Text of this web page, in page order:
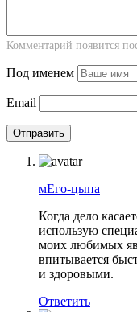
Комментарий появится
Под именем
Email
мЕго-цыпа
Когда дело
использую
моих любимых
впитывается
и здоровыми.
Ответить